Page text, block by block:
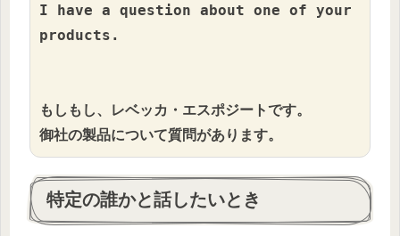
I have a question about one of your
products.
もしもし、レベッカ・エスポジートです。
御社の製品について質問があります。
特定の誰かと話したいとき